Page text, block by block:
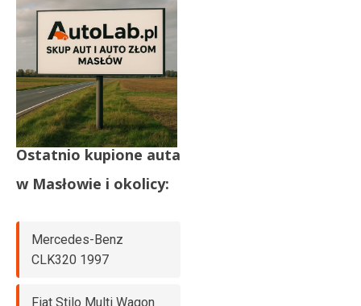
Ostatnio kupione auta
w Masłowie i okolicy:
Mercedes-Benz
CLK320 1997
Fiat Stilo Multi Wagon